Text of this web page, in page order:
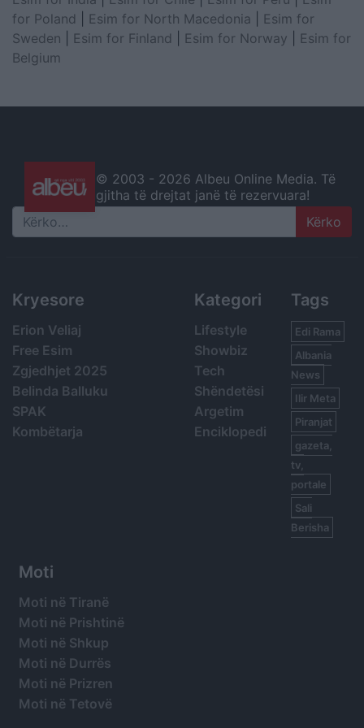
for Poland
Esim for North Macedonia
Esim for
Sweden
Esim for Finland Esim for Norway
Esim for
Belgium
© 2003 - 2026 Albeu Online Media. Të
gjitha të drejtat janë të rezervuara!
Search
Kryesore
Erion Veliaj
Free Esim
Zgjedhjet 2025
Belinda Balluku
SPAK
Kombëtarja
Kategori
Lifestyle
Showbiz
Tech
Shëndetësi
Argetim
Enciklopedi
Tags
Edi Rama
Albania
News
Ilir Meta
Piranjat
gazeta,
tv,
portale
Sali
Berisha
Moti
Moti në Tiranë
Moti në Prishtinë
Moti në Shkup
Moti në Durrës
Moti në Prizren
Moti në Tetovë